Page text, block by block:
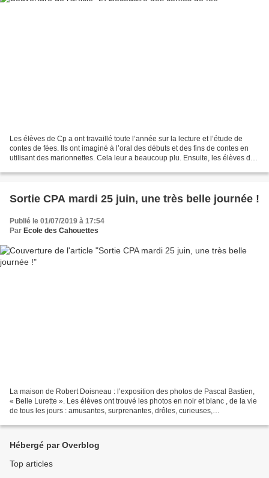
Les élèves de Cp a ont travaillé toute l’année sur la lecture et l’étude de
contes de fées. Ils ont imaginé à l’oral des débuts et des fins de contes en
utilisant des marionnettes. Cela leur a beaucoup plu. Ensuite, les élèves de
Sortie CPA mardi 25 juin, une très belle journée !
Publié le 01/07/2019 à 17:54
Par Ecole des Cahouettes
La maison de Robert Doisneau : l’exposition des photos de Pascal Bastien,
« Belle Lurette ». Les élèves ont trouvé les photos en noir et blanc , de la vie
de tous les jours : amusantes, surprenantes, drôles, curieuses,
Hébergé par Overblog
Top articles